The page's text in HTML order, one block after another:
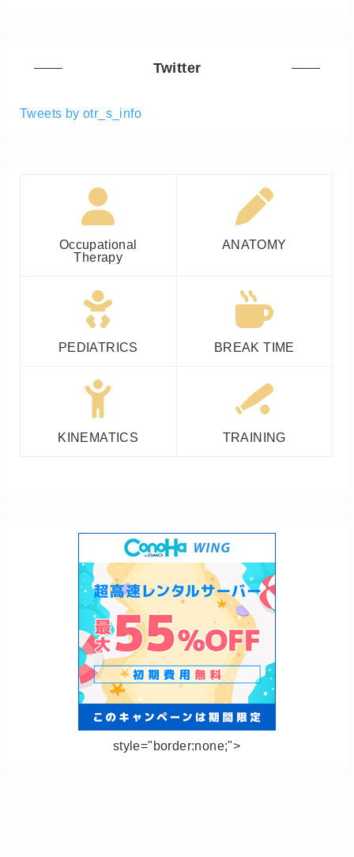
Twitter
Tweets by otr_s_info
Occupational
Therapy
ANATOMY
PEDIATRICS BREAK TIME
KINEMATICS TRAINING
style="border:none;">